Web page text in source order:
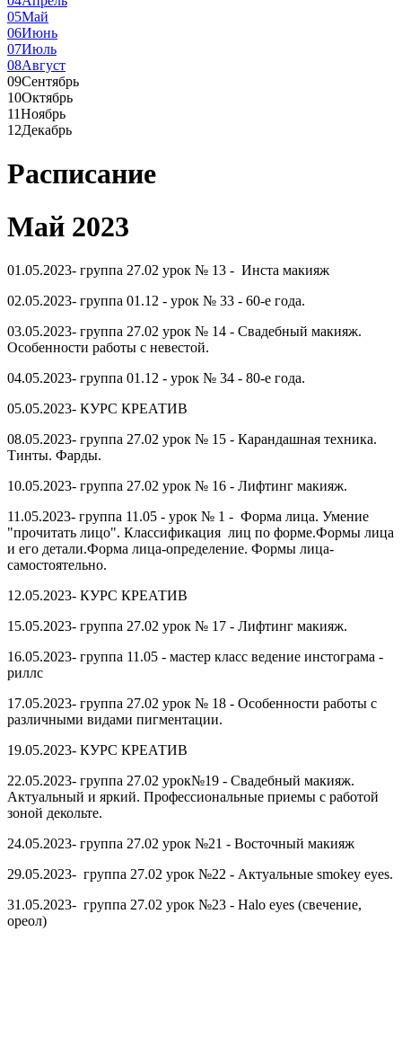
05Май
06Июнь
07Июль
08Август
09Сентябрь
10Октябрь
11Ноябрь
12Декабрь
Расписание
Май 2023
01.05.2023- группа 27.02 урок № 13 - Инста макияж
02.05.2023- группа 01.12 - урок № 33 - 60-е года.
03.05.2023- группа 27.02 урок № 14 - Свадебный макияж.
Особенности работы с невестой.
04.05.2023- группа 01.12 - урок № 34 - 80-е года.
05.05.2023- КУРС КРЕАТИВ
08.05.2023- группа 27.02 урок № 15 - Карандашная техника.
Тинты. Фарды.
10.05.2023- группа 27.02 урок № 16 - Лифтинг макияж.
11.05.2023- группа 11.05 - урок № 1 - Форма лица. Умение
"прочитать лицо". Классификация лиц по форме.Формы лица
и его детали.Форма лица-определение. Формы лица-
самостоятельно.
12.05.2023- КУРС КРЕАТИВ
15.05.2023- группа 27.02 урок № 17 - Лифтинг макияж.
16.05.2023- группа 11.05 - мастер класс ведение инстограма -
риллс
17.05.2023- группа 27.02 урок № 18 - Особенности работы с
различными видами пигментации.
19.05.2023- КУРС КРЕАТИВ
22.05.2023- группа 27.02 урок№19 - Свадебный макияж.
Актуальный и яркий. Профессиональные приемы с работой
зоной декольте.
24.05.2023- группа 27.02 урок №21 - Восточный макияж
29.05.2023- группа 27.02 урок №22 - Актуальные smokey eyes.
31.05.2023- группа 27.02 урок №23 - Halo eyes (свечение,
ореол)